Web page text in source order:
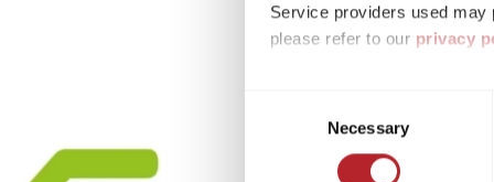
Service providers used may
please refer to our privacy
purposes mentioned.
settings. If you click on
free operation of the site
Necessary